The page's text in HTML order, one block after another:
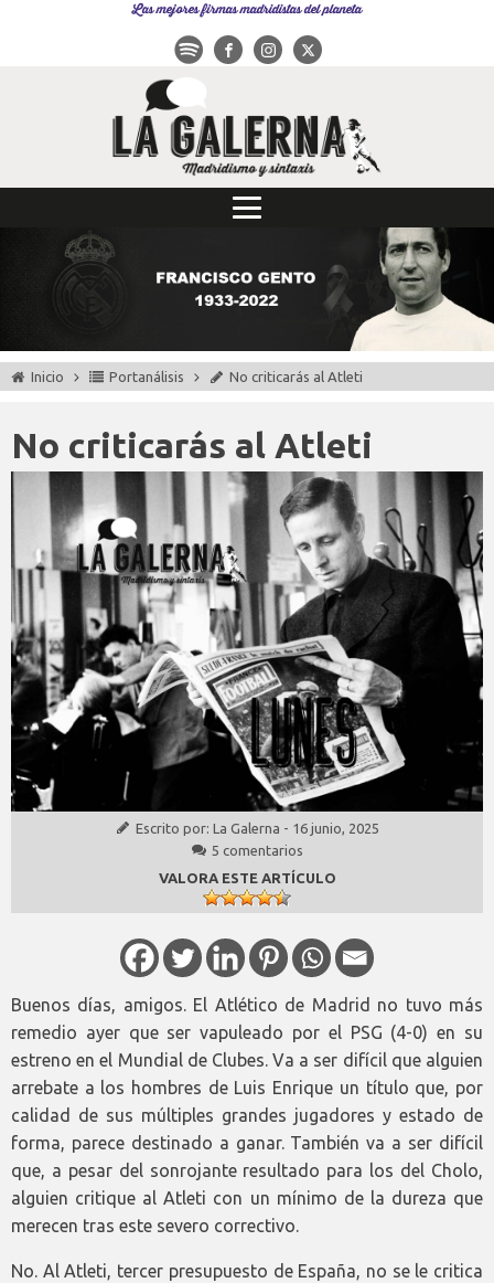
Las mejores firmas madridistas del planeta
Inicio Portanálisis No criticarás al Atleti
No criticarás al Atleti
Escrito por: La Galerna - 16 junio, 2025
5 comentarios
VALORA ESTE ARTÍCULO
Buenos días, amigos. El Atlético de Madrid no tuvo más
remedio ayer que ser vapuleado por el PSG (4-0) en su
estreno en el Mundial de Clubes. Va a ser difícil que alguien
arrebate a los hombres de Luis Enrique un título que, por
calidad de sus múltiples grandes jugadores y estado de
forma, parece destinado a ganar. También va a ser difícil
que, a pesar del sonrojante resultado para los del Cholo,
alguien critique al Atleti con un mínimo de la dureza que
merecen tras este severo correctivo.
No. Al Atleti, tercer presupuesto de España, no se le critica